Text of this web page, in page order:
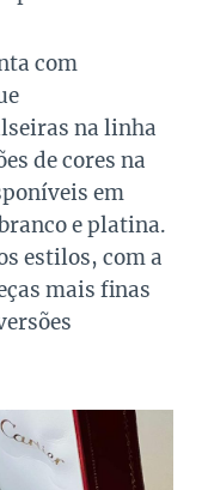
com
na linha
de cores na
em
e platina.
estilos, com a
mais finas